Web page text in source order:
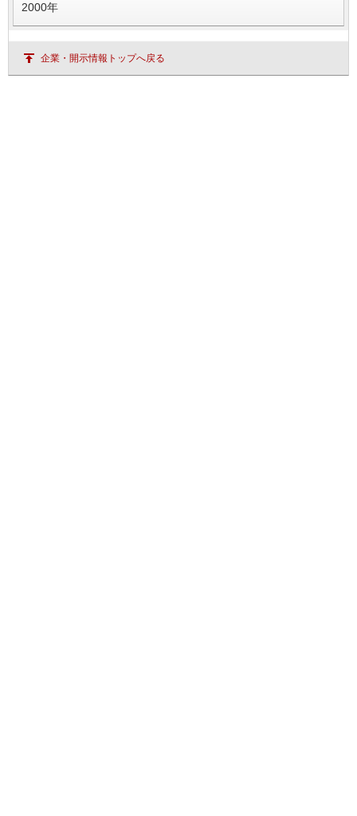
2000年
企業・開示情報トップへ戻る